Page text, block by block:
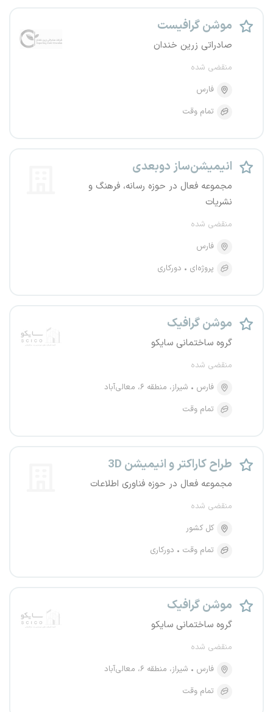
موشن گرافیست
صادراتی زرین خندان
منقضی شده
فارس
تمام وقت
انیمیشن‌ساز دوبعدی
مجموعه فعال در حوزه رسانه، فرهنگ و
نشریات
منقضی شده
فارس
پروژه‌ای
دورکاری
موشن گرافیک
گروه ساختمانی سایکو
منقضی شده
فارس
شیراز، منطقه ۶، معالی‌آباد
تمام وقت
طراح کاراکتر و انیمیشن 3D
مجموعه فعال در حوزه فناوری اطلاعات
منقضی شده
کل کشور
تمام وقت
دورکاری
موشن گرافیک
گروه ساختمانی سایکو
منقضی شده
فارس
شیراز، منطقه ۶، معالی‌آباد
تمام وقت